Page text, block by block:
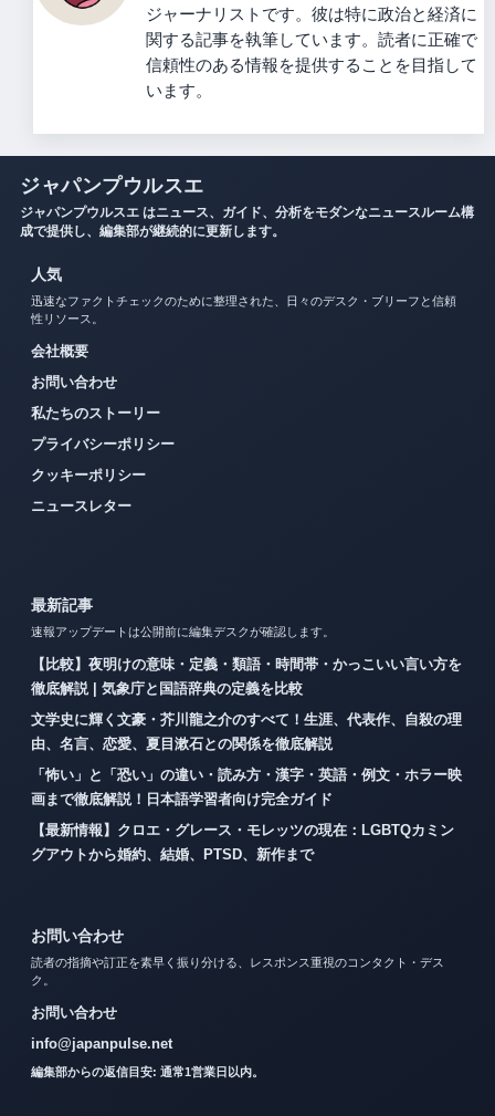
ジャーナリストです。彼は特に政治と経済に
関する記事を執筆しています。読者に正確で
信頼性のある情報を提供することを目指して
います。
ジャパンプウルスエ
ジャパンプウルスエ はニュース、ガイド、分析をモダンなニュースルーム構
成で提供し、編集部が継続的に更新します。
人気
迅速なファクトチェックのために整理された、日々のデスク・ブリーフと信頼
性リソース。
会社概要
お問い合わせ
私たちのストーリー
プライバシーポリシー
クッキーポリシー
ニュースレター
最新記事
速報アップデートは公開前に編集デスクが確認します。
【比較】夜明けの意味・定義・類語・時間帯・かっこいい言い方を
徹底解説 | 気象庁と国語辞典の定義を比較
文学史に輝く文豪・芥川龍之介のすべて！生涯、代表作、自殺の理
由、名言、恋愛、夏目漱石との関係を徹底解説
「怖い」と「恐い」の違い・読み方・漢字・英語・例文・ホラー映
画まで徹底解説！日本語学習者向け完全ガイド
【最新情報】クロエ・グレース・モレッツの現在：LGBTQカミン
グアウトから婚約、結婚、PTSD、新作まで
お問い合わせ
読者の指摘や訂正を素早く振り分ける、レスポンス重視のコンタクト・デス
ク。
お問い合わせ
info@japanpulse.net
編集部からの返信目安: 通常1営業日以内。